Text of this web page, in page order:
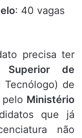
: 40 vagas
precisa ter
Superior de
Tecnólogo) de
Ministério
que já
não